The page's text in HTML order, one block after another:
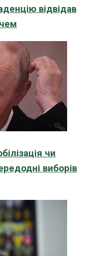
відвідав
чи
виборів